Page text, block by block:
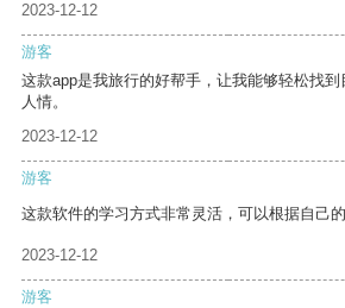
2023-12-12
游客
这款app是我旅行的好帮手，让我能够轻松找
人情。
2023-12-12
游客
这款软件的学习方式非常灵活，可以根据自己
2023-12-12
游客